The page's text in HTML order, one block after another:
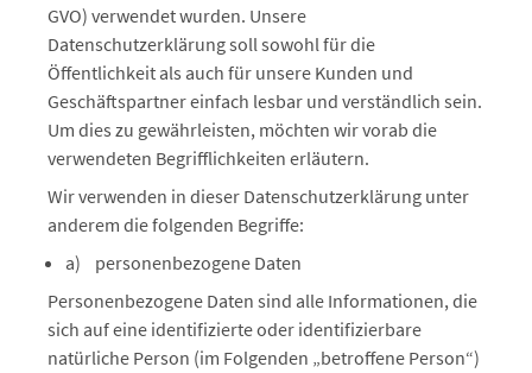
GVO) verwendet wurden. Unsere
Datenschutzerklärung soll sowohl für die
Öffentlichkeit als auch für unsere Kunden und
Geschäftspartner einfach lesbar und verständlich sein.
Um dies zu gewährleisten, möchten wir vorab die
verwendeten Begrifflichkeiten erläutern.
Wir verwenden in dieser Datenschutzerklärung unter
anderem die folgenden Begriffe:
a) personenbezogene Daten
Personenbezogene Daten sind alle Informationen, die
sich auf eine identifizierte oder identifizierbare
natürliche Person (im Folgenden „betroffene Person“)